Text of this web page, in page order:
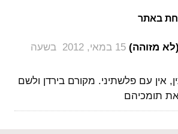
באתר
מזוהה) ‏
15 במאי, 2012 בשעה
אין עם פלשתיני. מקורם בירדן ולשם
תומכיהם